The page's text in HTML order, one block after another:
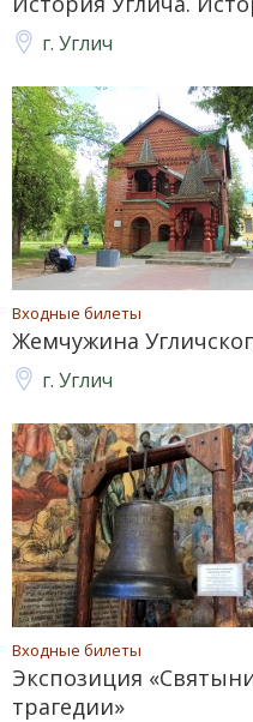
г. Углич
Входные билеты
Жемчужина
г. Углич
Входные билеты
Экспозиция
трагедии»